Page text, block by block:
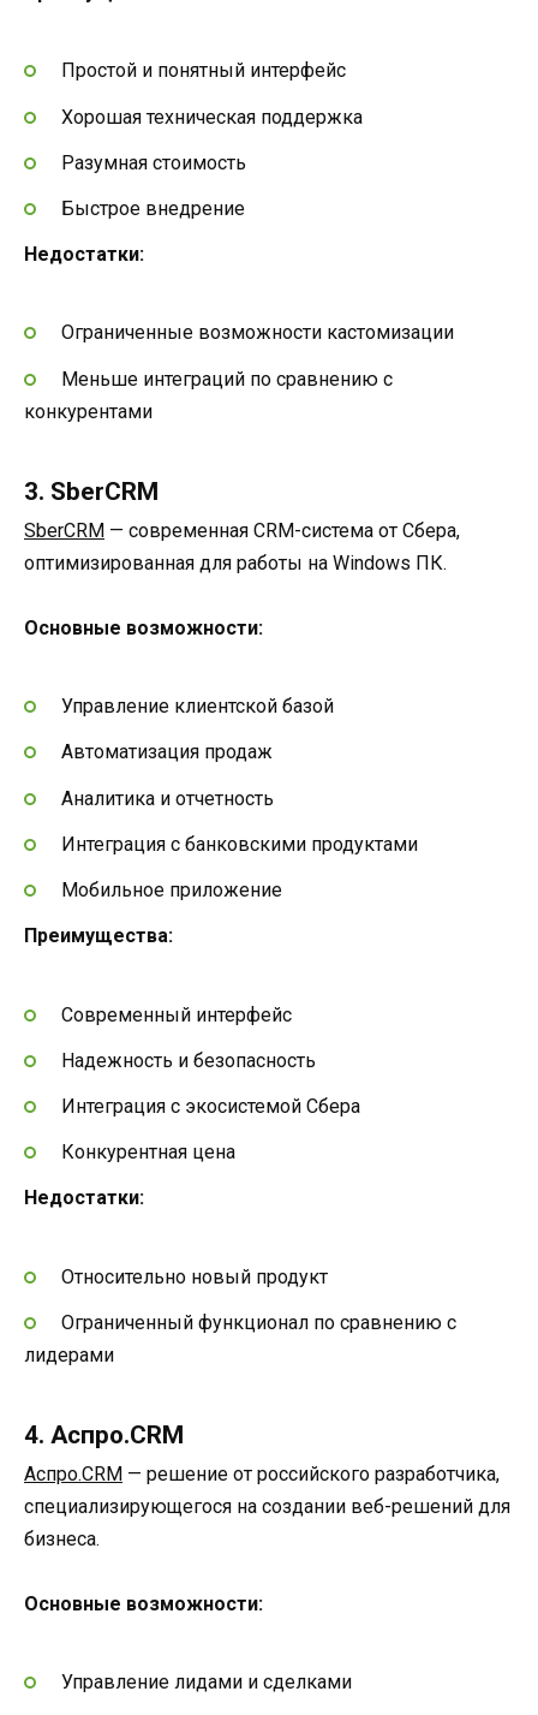
Простой и понятный интерфейс
Хорошая техническая поддержка
Разумная стоимость
Быстрое внедрение
Недостатки:
Ограниченные возможности кастомизации
Меньше интеграций по сравнению с
конкурентами
3. SberCRM
SberCRM — современная CRM-система от Сбера,
оптимизированная для работы на Windows ПК.
Основные возможности:
Управление клиентской базой
Автоматизация продаж
Аналитика и отчетность
Интеграция с банковскими продуктами
Мобильное приложение
Преимущества:
Современный интерфейс
Надежность и безопасность
Интеграция с экосистемой Сбера
Конкурентная цена
Недостатки:
Относительно новый продукт
Ограниченный функционал по сравнению с
лидерами
4. Аспро.CRM
Аспро.CRM — решение от российского разработчика,
специализирующегося на создании веб-решений для
бизнеса.
Основные возможности:
Управление лидами и сделками